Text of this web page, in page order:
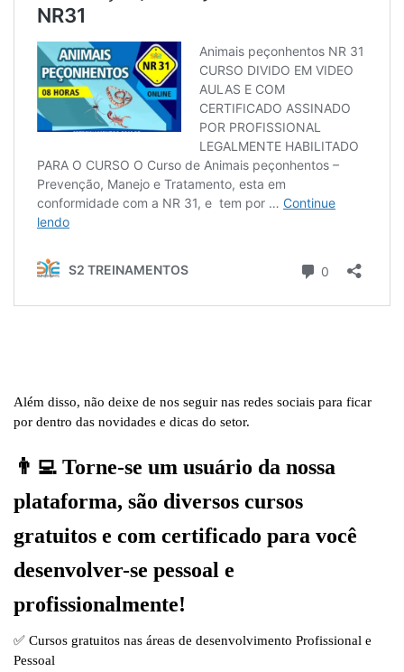
Além disso, não deixe de nos seguir nas redes sociais para ficar
por dentro das novidades e dicas do setor.
👨‍💻 Torne-se um usuário da nossa
plataforma, são diversos cursos
gratuitos e com certificado para você
desenvolver-se pessoal e
profissionalmente!
✅ Cursos gratuitos nas áreas de desenvolvimento Profissional e
Pessoal